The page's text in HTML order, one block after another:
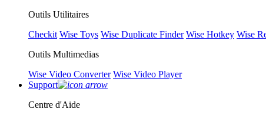
Outils Utilitaires
Checkit Wise Toys Wise Duplicate Finder Wise Hotkey Wise
Outils Multimedias
Wise Video Converter Wise Video Player
Support
Centre d'Aide